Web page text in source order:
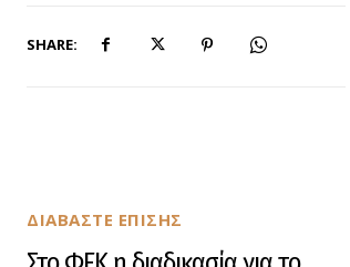
SHARE:
ΔΙΑΒΑΣΤΕ ΕΠΙΣΗΣ